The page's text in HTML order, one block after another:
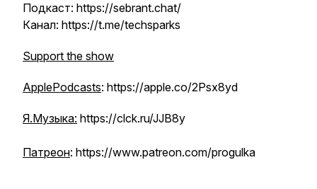
Подкаст: https://sebrant.chat/
Канал: https://t.me/techsparks
Support the show
ApplePodcasts: https://apple.co/2Psx8yd
Я.Музыка: https://clck.ru/JJB8y
Патреон: https://www.patreon.com/progulka